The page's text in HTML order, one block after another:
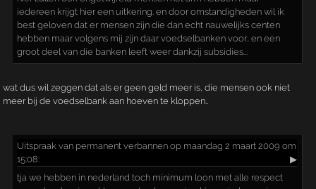
iedereen krijgt hier een uitkering. en door omstandigheden wil ik
best geloven dat er mensen zijn die dan echt nauwelijks centen
hebben maar volgens mij zijn daar voedselbanken voor.. en een
groot deel van die banken leeft weer dankzij subsidies...
wat dus wil zeggen dat als er geen geld meer is, die mensen ook niet
meer bij de voedselbank aan hoeven te kloppen..
Uitspraak van permanent verbannen op maandag 2 maart 2009 om
15:08:
▶
tja we hebben in nederland toch minimum loon met alle respect